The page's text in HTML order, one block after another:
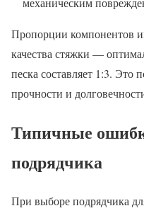
Пропорции компонентов
качества стяжки —
песка составляет 1:3. Это
прочности и
Типичные
подрядчика
При выборе подрядчика